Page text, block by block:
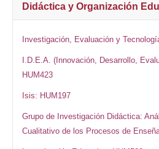
Didáctica y Organización
Investigación, Evaluación y
I.D.E.A. (Innovación, Desarrollo,
HUM423
Isis: HUM197
Grupo de Investigación Didáctica:
Cualitativo de los Procesos de